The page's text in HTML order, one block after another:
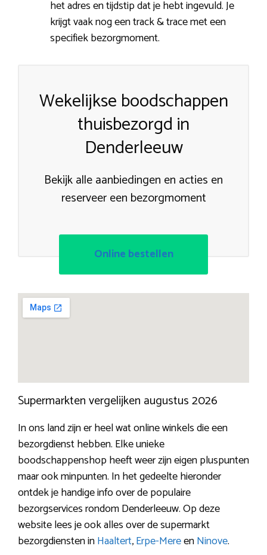
het adres en tijdstip dat je hebt ingevuld. Je
krijgt vaak nog een track & trace met een
specifiek bezorgmoment.
Wekelijkse boodschappen
thuisbezorgd in
Denderleeuw
Bekijk alle aanbiedingen en acties en
reserveer een bezorgmoment
Online bestellen
Supermarkten vergelijken augustus 2026
In ons land zijn er heel wat online winkels die een
bezorgdienst hebben. Elke unieke
boodschappenshop heeft weer zijn eigen pluspunten
maar ook minpunten. In het gedeelte hieronder
ontdek je handige info over de populaire
bezorgservices rondom Denderleeuw. Op deze
website lees je ook alles over de supermarkt
bezorgdiensten inHaaltert,Erpe-MereenNinove.